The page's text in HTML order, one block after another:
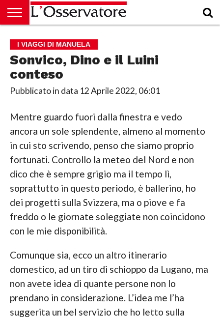
CULTURA
ECONOMIA
RUBRICHE
ARCHIVIO
PODCAST
ABBONAMENTO
CHI
SIAMO
ACCEDI
I VIAGGI DI MANUELA
Sonvico, Dino e il Luini
conteso
Pubblicato in data 12 Aprile 2022, 06:01
Mentre guardo fuori dalla finestra e vedo
ancora un sole splendente, almeno al momento
in cui sto scrivendo, penso che siamo proprio
fortunati. Controllo la meteo del Nord e non
dico che è sempre grigio ma il tempo lì,
soprattutto in questo periodo, è ballerino, ho
dei progetti sulla Svizzera, ma o piove e fa
freddo o le giornate soleggiate non coincidono
con le mie disponibilità.
Comunque sia, ecco un altro itinerario
domestico, ad un tiro di schioppo da Lugano, ma
non avete idea di quante persone non lo
prendano in considerazione. L’idea me l’ha
suggerita un bel servizio che ho letto sulla